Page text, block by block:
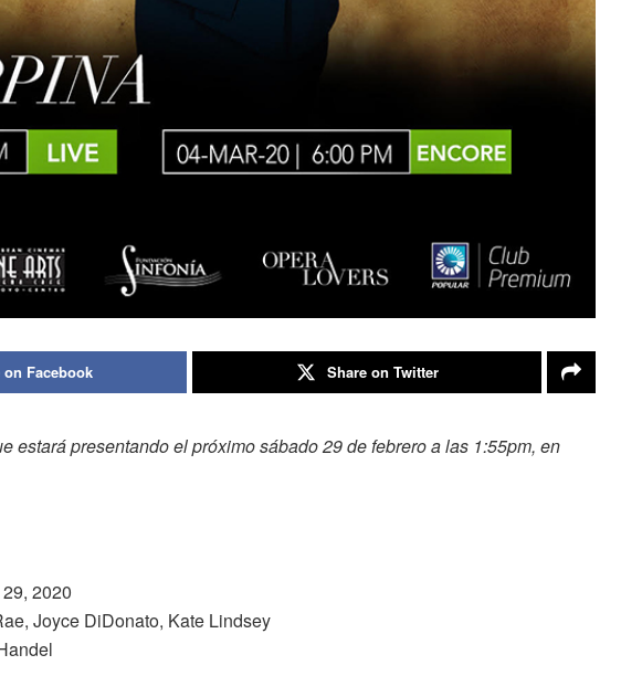
on Facebook Share on Twitter
estará presentando el próximo sábado 29 de febrero a las 1:55pm, en
2020
Joyce DiDonato, Kate Lindsey